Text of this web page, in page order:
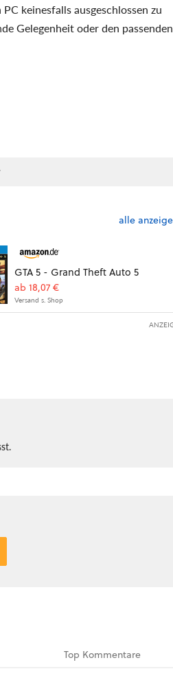
keinesfalls ausgeschlossen zu
Gelegenheit oder den passenden
alle
GTA 5 - Grand Theft Auto 5
ab 18,07 €
Versand s. Shop
Top Kommentare